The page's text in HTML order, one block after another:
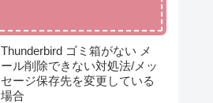
Thunderbird ゴミ箱がない メ
ール削除できない対処法/メッ
セージ保存先を変更している
場合